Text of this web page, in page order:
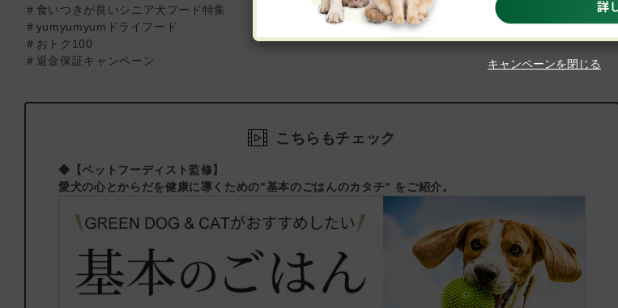
＃食いつきが良いシニア犬フード特集
＃yumyumyumドライフード
＃おトク100
＃返金保証キャンペーン
こちらもチェック
◆【ペットフーディスト監修】
愛犬の心とからだを健康に導くための"基本のごはんのカタチ" をご紹介。
キャンペーンを閉じる